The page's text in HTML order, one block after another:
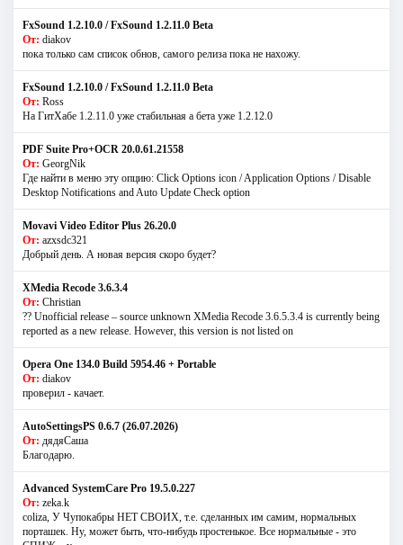
FxSound 1.2.10.0 / FxSound 1.2.11.0 Beta
От: diakov
пока только сам список обнов, самого релиза пока не нахожу.
FxSound 1.2.10.0 / FxSound 1.2.11.0 Beta
От: Ross
На ГитХабе 1.2.11.0 уже стабильная а бета уже 1.2.12.0
PDF Suite Pro+OCR 20.0.61.21558
От: GeorgNik
Где найти в меню эту опцию: Click Options icon / Application Options / Disable
Desktop Notifications and Auto Update Check option
Movavi Video Editor Plus 26.20.0
От: azxsdc321
Добрый день. А новая версия скоро будет?
XMedia Recode 3.6.3.4
От: Christian
?? Unofficial release – source unknown XMedia Recode 3.6.5.3.4 is currently being
reported as a new release. However, this version is not listed on
Opera One 134.0 Build 5954.46 + Portable
От: diakov
проверил - качает.
AutoSettingsPS 0.6.7 (26.07.2026)
От: дядяСаша
Благодарю.
Advanced SystemCare Pro 19.5.0.227
От: zeka.k
coliza, У Чупокабры НЕТ СВОИХ, т.е. сделанных им самим, нормальных
порташек. Ну, может быть, что-нибудь простенькое. Все нормальные - это